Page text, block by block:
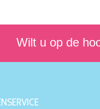
Wilt u op de